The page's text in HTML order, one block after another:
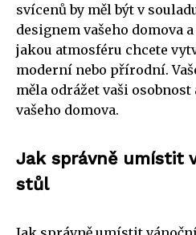
svícenů by měl být v
designem vašeho domova
jakou atmosféru chcete
moderní nebo přírodní.
měla odrážet vaši
vašeho domova.
Jak správně umístit
stůl